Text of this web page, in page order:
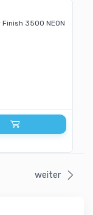
3500 NEON
weiter